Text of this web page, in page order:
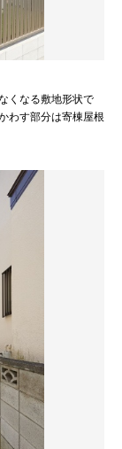
くなる敷地形状で
わす部分は寄棟屋根